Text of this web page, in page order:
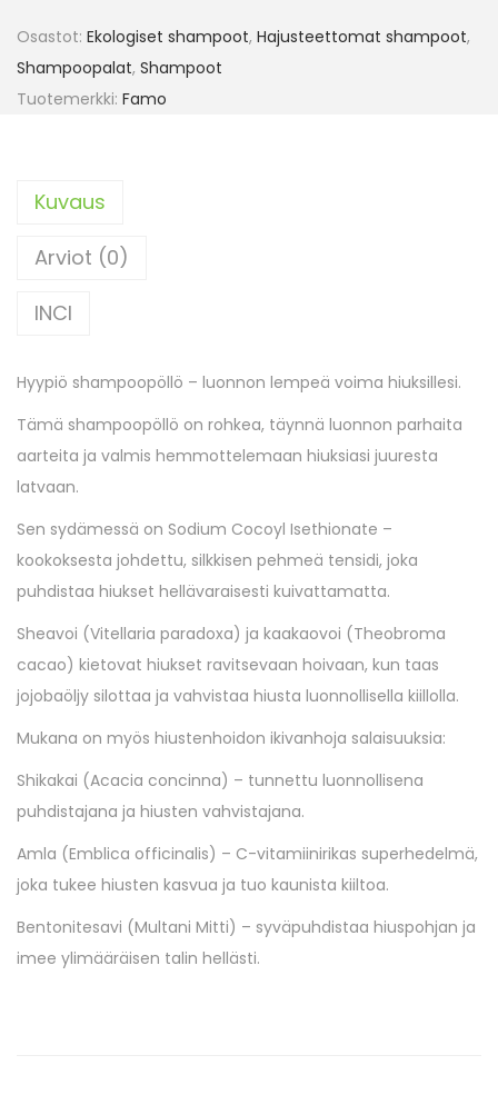
Osastot: Ekologiset shampoot, Hajusteettomat shampoot,
Shampoopalat, Shampoot
Tuotemerkki: Famo
Kuvaus
Arviot (0)
INCI
Hyypiö shampoopöllö – luonnon lempeä voima hiuksillesi.
Tämä shampoopöllö on rohkea, täynnä luonnon parhaita
aarteita ja valmis hemmottelemaan hiuksiasi juuresta
latvaan.
Sen sydämessä on Sodium Cocoyl Isethionate –
kookoksesta johdettu, silkkisen pehmeä tensidi, joka
puhdistaa hiukset hellävaraisesti kuivattamatta.
Sheavoi (Vitellaria paradoxa) ja kaakaovoi (Theobroma
cacao) kietovat hiukset ravitsevaan hoivaan, kun taas
jojobaöljy silottaa ja vahvistaa hiusta luonnollisella kiillolla.
Mukana on myös hiustenhoidon ikivanhoja salaisuuksia:
Shikakai (Acacia concinna) – tunnettu luonnollisena
puhdistajana ja hiusten vahvistajana.
Amla (Emblica officinalis) – C-vitamiinirikas superhedelmä,
joka tukee hiusten kasvua ja tuo kaunista kiiltoa.
Bentonitesavi (Multani Mitti) – syväpuhdistaa hiuspohjan ja
imee ylimääräisen talin hellästi.